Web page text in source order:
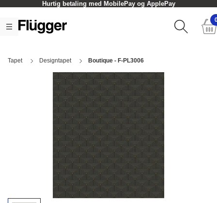
Hurtig betaling med MobilePay og ApplePay
Tapet Designtapet Boutique - F-PL3006